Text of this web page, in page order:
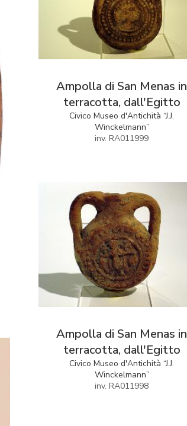
Ampolla di San Menas in
terracotta, dall'Egitto
Civico Museo d'Antichità “J.J.
Winckelmann”
inv. RA011999
Ampolla di San Menas in
terracotta, dall'Egitto
Civico Museo d'Antichità “J.J.
Winckelmann”
inv. RA011998